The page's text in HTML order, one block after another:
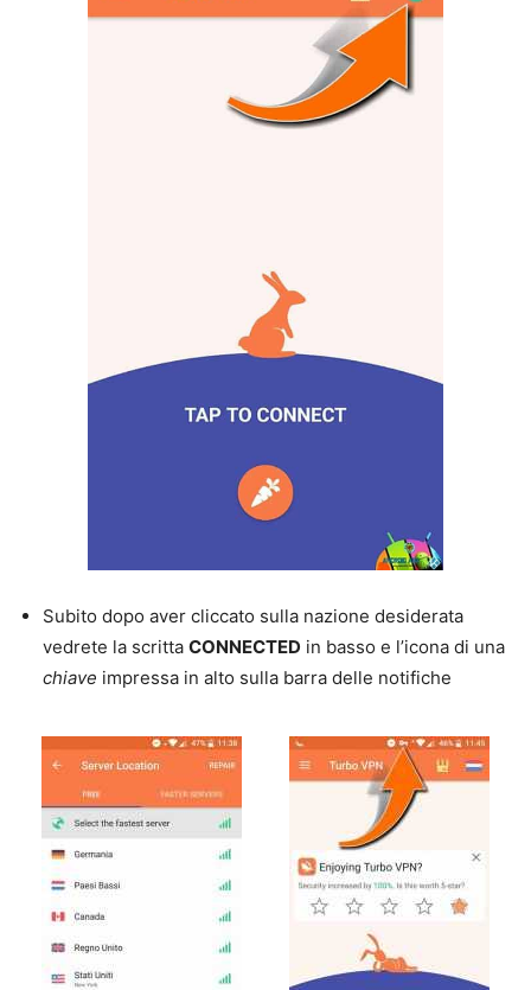
Subito dopo aver cliccato sulla nazione desiderata
vedrete la scritta CONNECTED in basso e l’icona di una
chiave impressa in alto sulla barra delle notifiche